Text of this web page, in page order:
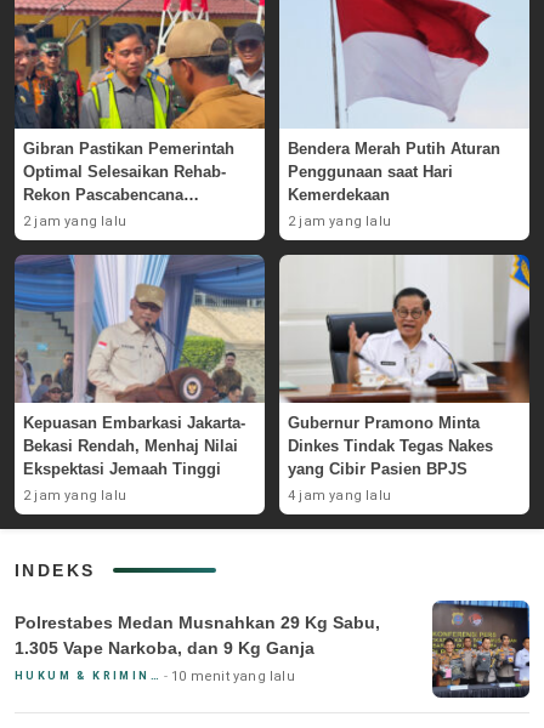
Gibran Pastikan Pemerintah
Optimal Selesaikan Rehab-
Rekon Pascabencana
Sumatera
2 jam yang lalu
Bendera Merah Putih Aturan
Penggunaan saat Hari
Kemerdekaan
2 jam yang lalu
Kepuasan Embarkasi Jakarta-
Bekasi Rendah, Menhaj Nilai
Ekspektasi Jemaah Tinggi
2 jam yang lalu
Gubernur Pramono Minta
Dinkes Tindak Tegas Nakes
yang Cibir Pasien BPJS
4 jam yang lalu
INDEKS
Polrestabes Medan Musnahkan 29 Kg Sabu,
1.305 Vape Narkoba, dan 9 Kg Ganja
HUKUM & KRIMINAL 10 menit yang lalu